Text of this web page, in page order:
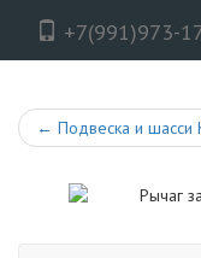
+7(991)973-
← Подвеска и шасси